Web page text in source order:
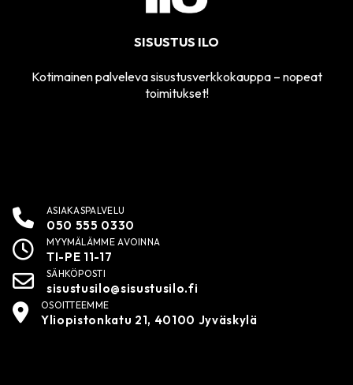
SISUSTUS ILO
Kotimainen palveleva sisustusverkkokauppa – nopeat
toimitukset!
ASIAKASPALVELU
050 555 0330
MYYMÄLÄMME AVOINNA
TI-PE 11-17
SÄHKÖPOSTI
sisustusilo@sisustusilo.fi
OSOITTEEMME
Yliopistonkatu 21, 40100 Jyväskylä